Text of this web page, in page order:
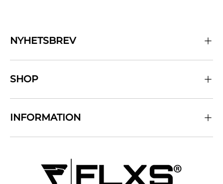
NYHETSBREV
SHOP
INFORMATION